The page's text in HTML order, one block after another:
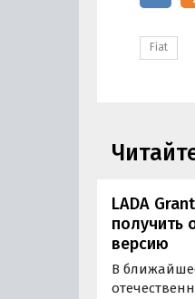
Fiat
LADA
получить
версию
В